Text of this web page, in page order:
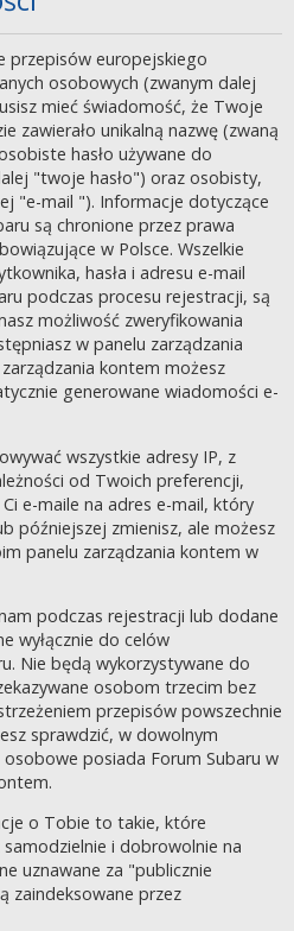
przepisów europejskiego
osobowych (zwanym dalej
mieć świadomość, że Twoje
zawierało unikalną nazwę (zwaną
hasło używane do
"twoje hasło") oraz osobisty,
"e-mail "). Informacje dotyczące
są chronione przez prawa
w Polsce. Wszelkie
hasła i adresu e-mail
podczas procesu rejestracji, są
możliwość zweryfikowania
w panelu zarządzania
kontem możesz
generowane wiadomości e-
wszystkie adresy IP, z
od Twoich preferencji,
e-maile na adres e-mail, który
późniejszej zmienisz, ale możesz
panelu zarządzania kontem w
podczas rejestracji lub dodane
wyłącznie do celów
Nie będą wykorzystywane do
osobom trzecim bez
przepisów powszechnie
sprawdzić, w dowolnym
posiada Forum Subaru w
o Tobie to takie, które
i dobrowolnie na
uznawane za "publicznie
zaindeksowane przez